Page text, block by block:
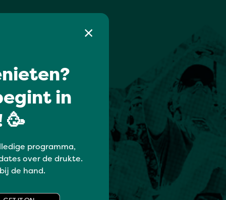
in
🥳
programma,
over de drukte.
de hand.